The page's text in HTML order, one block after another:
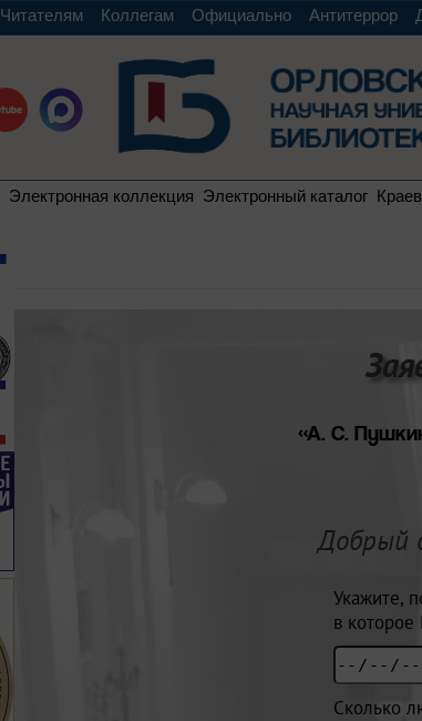
Читателям Коллегам Официально Антитеррор
Электронная коллекция Электронный каталог
«А. С.
Добрый
Укажите,
в
Сколько